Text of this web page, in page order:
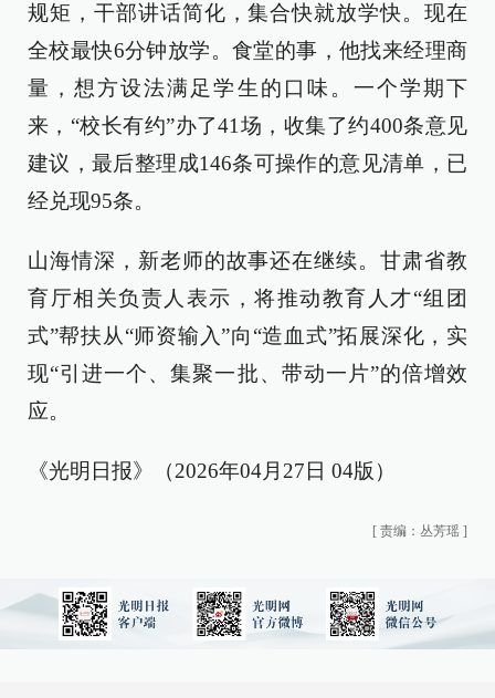
规矩，干部讲话简化，集合快就放学快。现在
全校最快6分钟放学。食堂的事，他找来经理商
量，想方设法满足学生的口味。一个学期下
来，“校长有约”办了41场，收集了约400条意见
建议，最后整理成146条可操作的意见清单，已
经兑现95条。
山海情深，新老师的故事还在继续。甘肃省教
育厅相关负责人表示，将推动教育人才“组团
式”帮扶从“师资输入”向“造血式”拓展深化，实
现“引进一个、集聚一批、带动一片”的倍增效
应。
《光明日报》（2026年04月27日 04版）
[ 责编：丛芳瑶 ]